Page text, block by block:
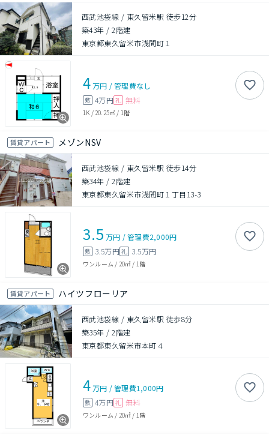
西武池袋線 / 東久留米駅 徒歩12分
築43年 /2階建
東京都東久留米市浅間町１
4万円 /管理費なし
敷 4万円 礼 無料
1K / 20.25㎡ / 1階
賃貸アパート メゾンNSV
西武池袋線 / 東久留米駅 徒歩14分
築34年 /2階建
東京都東久留米市浅間町１丁目13-3
3.5 万円 /管理費2,000円
敷 3.5万円礼 3.5万円
ワンルーム / 20㎡ / 1階
賃貸アパート ハイツフローリア
西武池袋線 / 東久留米駅 徒歩8分
築35年 /2階建
東京都東久留米市本町４
4万円 /管理費1,000円
敷 4万円 礼 無料
ワンルーム / 20㎡ / 1階